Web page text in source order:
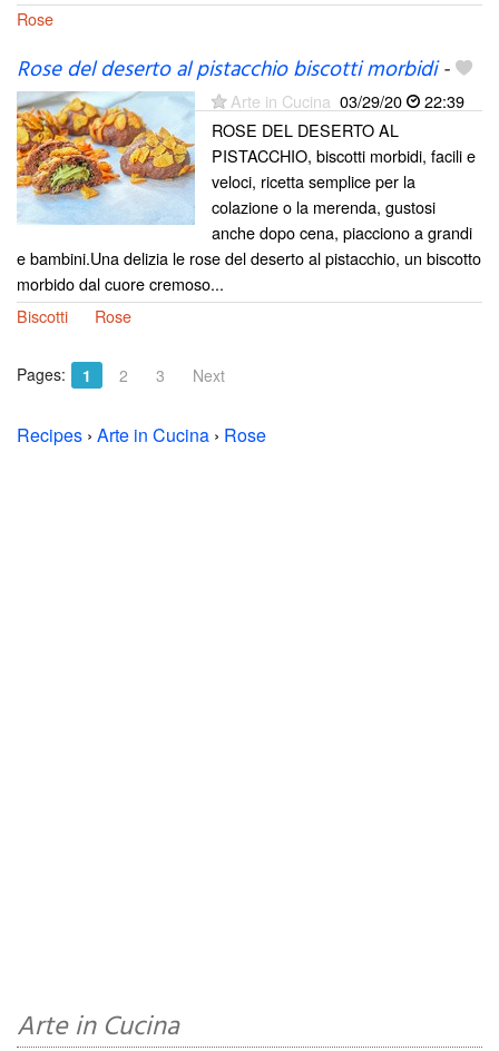
Rose
Rose del deserto al pistacchio biscotti morbidi-
Arte in Cucina 03/29/20
22:39
ROSE DEL DESERTO AL
PISTACCHIO, biscotti morbidi, facili e
veloci, ricetta semplice per la
colazione o la merenda, gustosi
anche dopo cena, piacciono a grandi
e bambini.Una delizia le rose del deserto al pistacchio, un biscotto
morbido dal cuore cremoso...
Biscotti
Rose
Pages: 1 2 3 Next
Recipes › Arte in Cucina › Rose
Arte in Cucina